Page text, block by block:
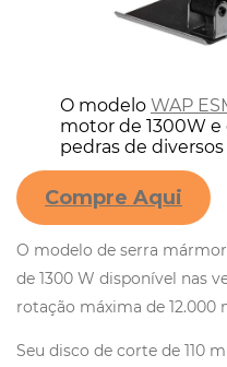
O modelo WAP
motor de 1300W e
pedras de
Compre Aqui
O modelo de serra
de 1300 W disponível nas
rotação máxima de 12.000
Seu disco de corte de 110